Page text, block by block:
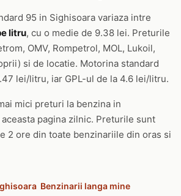
95 in Sighisoara variaza intre
litru, cu o medie de 9.38 lei. Preturile
OMV, Rompetrol, MOL, Lukoil,
si de locatie. Motorina standard
lei/litru, iar GPL-ul de la 4.6 lei/litru.
mici preturi la benzina in
pagina zilnic. Preturile sunt
2 ore din toate benzinariile din oras si
Benzinarii langa mine